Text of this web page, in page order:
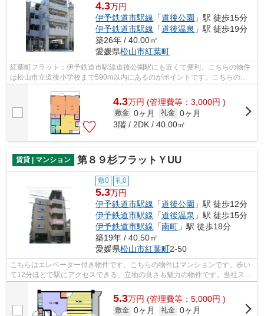
4.3万円
伊予鉄道市駅線 「道後公園 」駅 徒歩15分
伊予鉄道市駅線 「道後温泉 」駅 徒歩19分
築26年 / 40.00㎡
愛媛県松山市紅葉町
紅葉町フラット：伊予鉄道市駅線道後公園駅にも近くて便利。こちらの物件
は松山市立道後小学校まで590m以内にあるのがポイントです。こちらの物
4.3万円 (管理費等：3,000円 )
敷金 0ヶ月 礼金 0ヶ月
3階 / 2DK / 40.00㎡
賃貸 | マンション 第８９杉フラットＹUU
敷0 礼0
5.3万円
伊予鉄道市駅線 「道後公園 」駅 徒歩12分
伊予鉄道市駅線 「道後温泉 」駅 徒歩15分
伊予鉄道市駅線 「南町 」駅 徒歩18分
築19年 / 40.50㎡
愛媛県松山市紅葉町2-50
こちらはエレベーター付き物件です。こちらの物件はマンションです。歩い
て12分ほどで駅にアクセスできる、立地の良さも魅力の物件です。当社スタ
ッフが地域の賃貸情報をご提供いたし...
5.3万円 (管理費等：5,000円 )
敷金 0ヶ月 礼金 0ヶ月